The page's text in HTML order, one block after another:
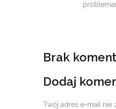
Brak
Dodaj
Twój adres e-mail nie